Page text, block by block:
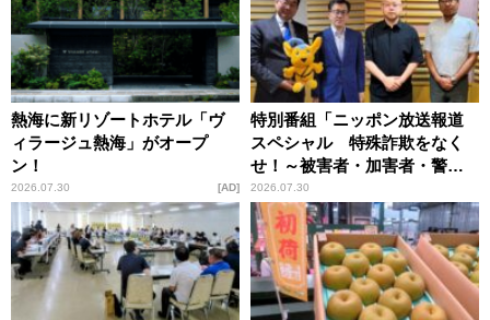
熱海に新リゾートホテル「ヴ
ィラージュ熱海」がオープ
ン！
2026.07.30 AD
特別番組「ニッポン放送報道
スペシャル 特殊詐欺をなく
せ！～被害者・加害者・警視
庁が語るトクリュウの実態
～」放送
2026.07.30